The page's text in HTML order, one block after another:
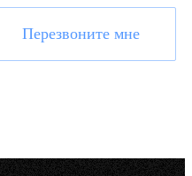
Перезвоните мне